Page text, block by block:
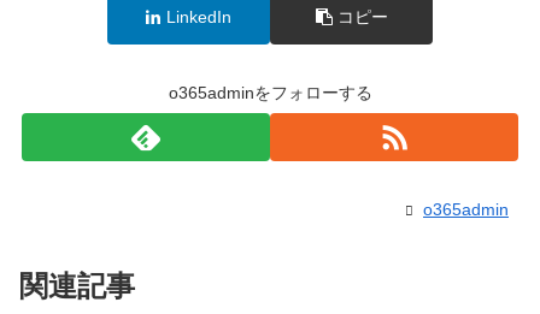
LinkedIn コピー
o365adminをフォローする
o365admin
関連記事